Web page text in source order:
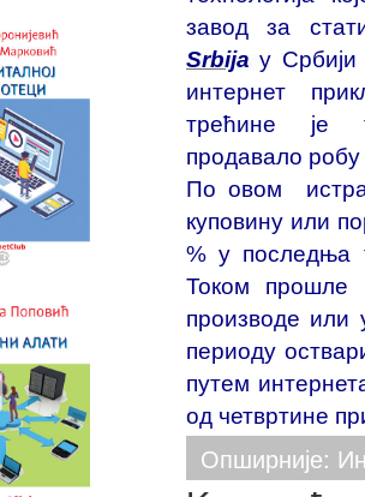
завод за
Srbijaу
интернет
трећине је
продавало
По овом
куповину или
% у последња
Током прошле
производе или
периоду
путем
од четвртине
Опширније: